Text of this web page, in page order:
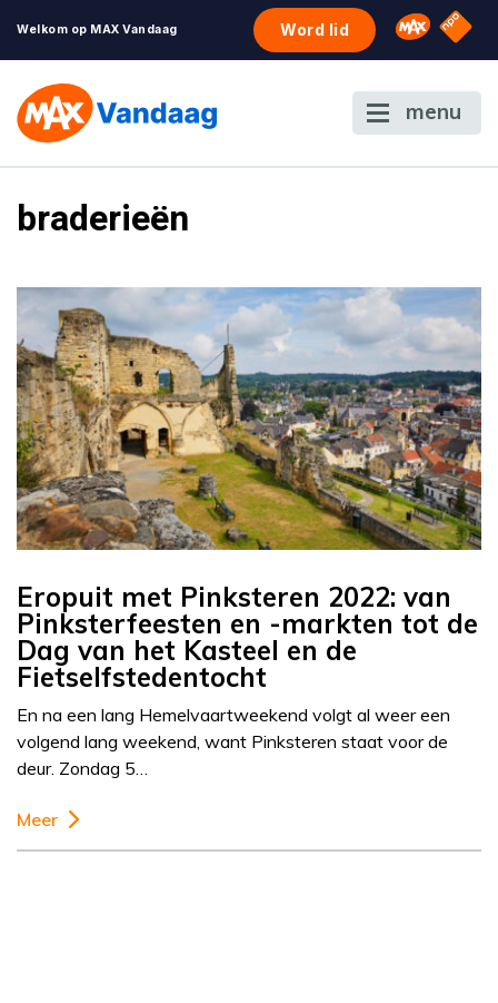
Welkom op MAX Vandaag Word lid Omroep
NPO
menu
braderieën
Eropuit met Pinksteren 2022: van
Pinksterfeesten en -markten tot de
Dag van het Kasteel en de
Fietselfstedentocht
En na een lang Hemelvaartweekend volgt al weer een
volgend lang weekend, want Pinksteren staat voor de
deur. Zondag 5…
Meer